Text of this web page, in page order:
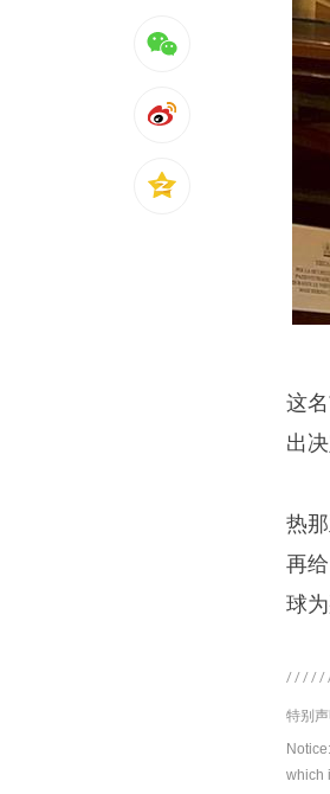
这
出
热
再
球
特别
which